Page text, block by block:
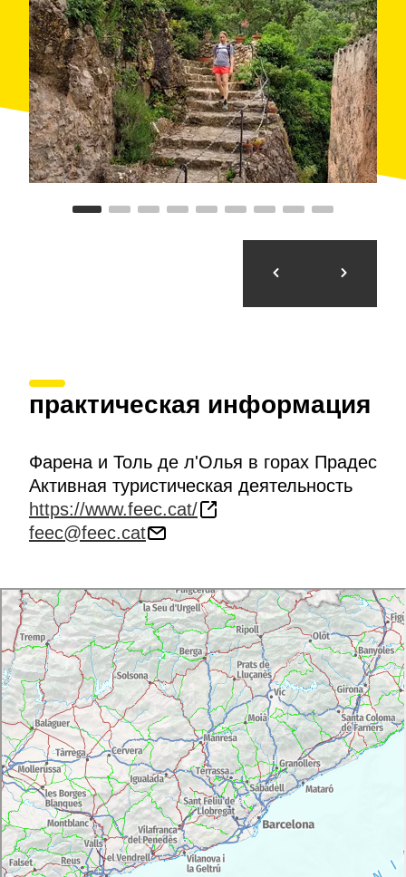
Таким образом, кажется, что этот удивительный
природный бассейн был использован ведьмой как
кастрюля, прежде чем стать местом для купания и
отдыха.
Мы проходим деревню, следуя указаниям малого
пути в сторону Мон-Рала. Выходим из деревни,
идем несколько метров по дороге, затем
оставляем PR слева и продолжаем прямо по
указаниям к Толь де л'Олья и Мас д'эн Тони. Чуть
направо на грунтовую дорогу. Мы идем некоторое
туда по спускающейся тропе за 5 минут. Место
направлении.
Маршрут предложенFEEC. Контакт:feec@feec.cat
практическая информация
Фарена и Толь де л'Олья в горах Прадес
Активная туристическая деятельность
https://www.feec.cat/
feec@feec.cat